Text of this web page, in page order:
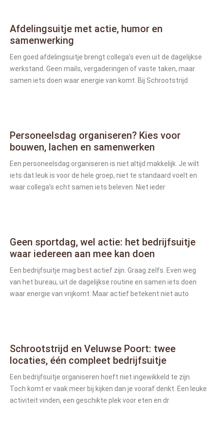
Afdelingsuitje met actie, humor en
samenwerking
Een goed afdelingsuitje brengt collega’s even uit de dagelijkse
werkstand. Geen mails, vergaderingen of vaste taken, maar
samen iets doen waar energie van komt. Bij Schrootstrijd
Personeelsdag organiseren? Kies voor
bouwen, lachen en samenwerken
Een personeelsdag organiseren is niet altijd makkelijk. Je wilt
iets dat leuk is voor de hele groep, niet te standaard voelt en
waar collega’s echt samen iets beleven. Niet ieder
Geen sportdag, wel actie: het bedrijfsuitje
waar iedereen aan mee kan doen
Een bedrijfsuitje mag best actief zijn. Graag zelfs. Even weg
van het bureau, uit de dagelijkse routine en samen iets doen
waar energie van vrijkomt. Maar actief betekent niet auto
Schrootstrijd en Veluwse Poort: twee
locaties, één compleet bedrijfsuitje
Een bedrijfsuitje organiseren hoeft niet ingewikkeld te zijn.
Toch komt er vaak meer bij kijken dan je vooraf denkt. Een leuke
activiteit vinden, een geschikte plek voor eten en dr